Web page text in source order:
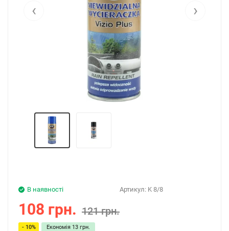
‹ ›
Артикул: K 8/8
В наявності
108 грн. 121 грн.
- 10% Економія 13 грн.